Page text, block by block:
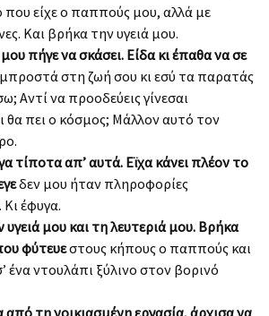
που είχε ο παππούς μου, αλλά με
Και βρήκα την υγειά μου.
πήγε να σκάσει. Είδα κι έπαθα να σε
στη ζωή σου κι εσύ τα παρατάς
Αντί να προοδεύεις γίνεσαι
θα πει ο κόσμος; Μάλλον αυτό τον
τίποτα απ’ αυτά. Εϊχα κάνει πλέον το
δεν μου ήταν πληροφορίες
έφυγα.
μου και τη λευτεριά μου. Βρήκα
φύτευεστους κήπους ο παππούς και
ένα ντουλάπι ξύλινο στον βορινό
τη νοικιασμένη εργασία, άρχισα να